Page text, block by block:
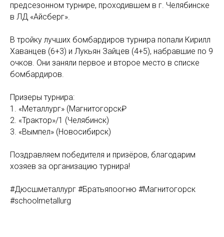
предсезонном турнире, проходившем в г. Челябинске
в ЛД «Айсберг».
В тройку лучших бомбардиров турнира попали Кирилл
Хаванцев (6+3) и Лукьян Зайцев (4+5), набравшие по 9
очков. Они заняли первое и второе место в списке
бомбардиров.
Призеры турнира:
1. «Металлург» (Магнитогорск₽
2. «Трактор»/1 (Челябинск)
3. «Вымпел» (Новосибирск)
Поздравляем победителя и призёров, благодарим
хозяев за организацию турнира!
#Дюсшметаллург #Братьяпоогню #Магнитогорск
#schoolmetallurg